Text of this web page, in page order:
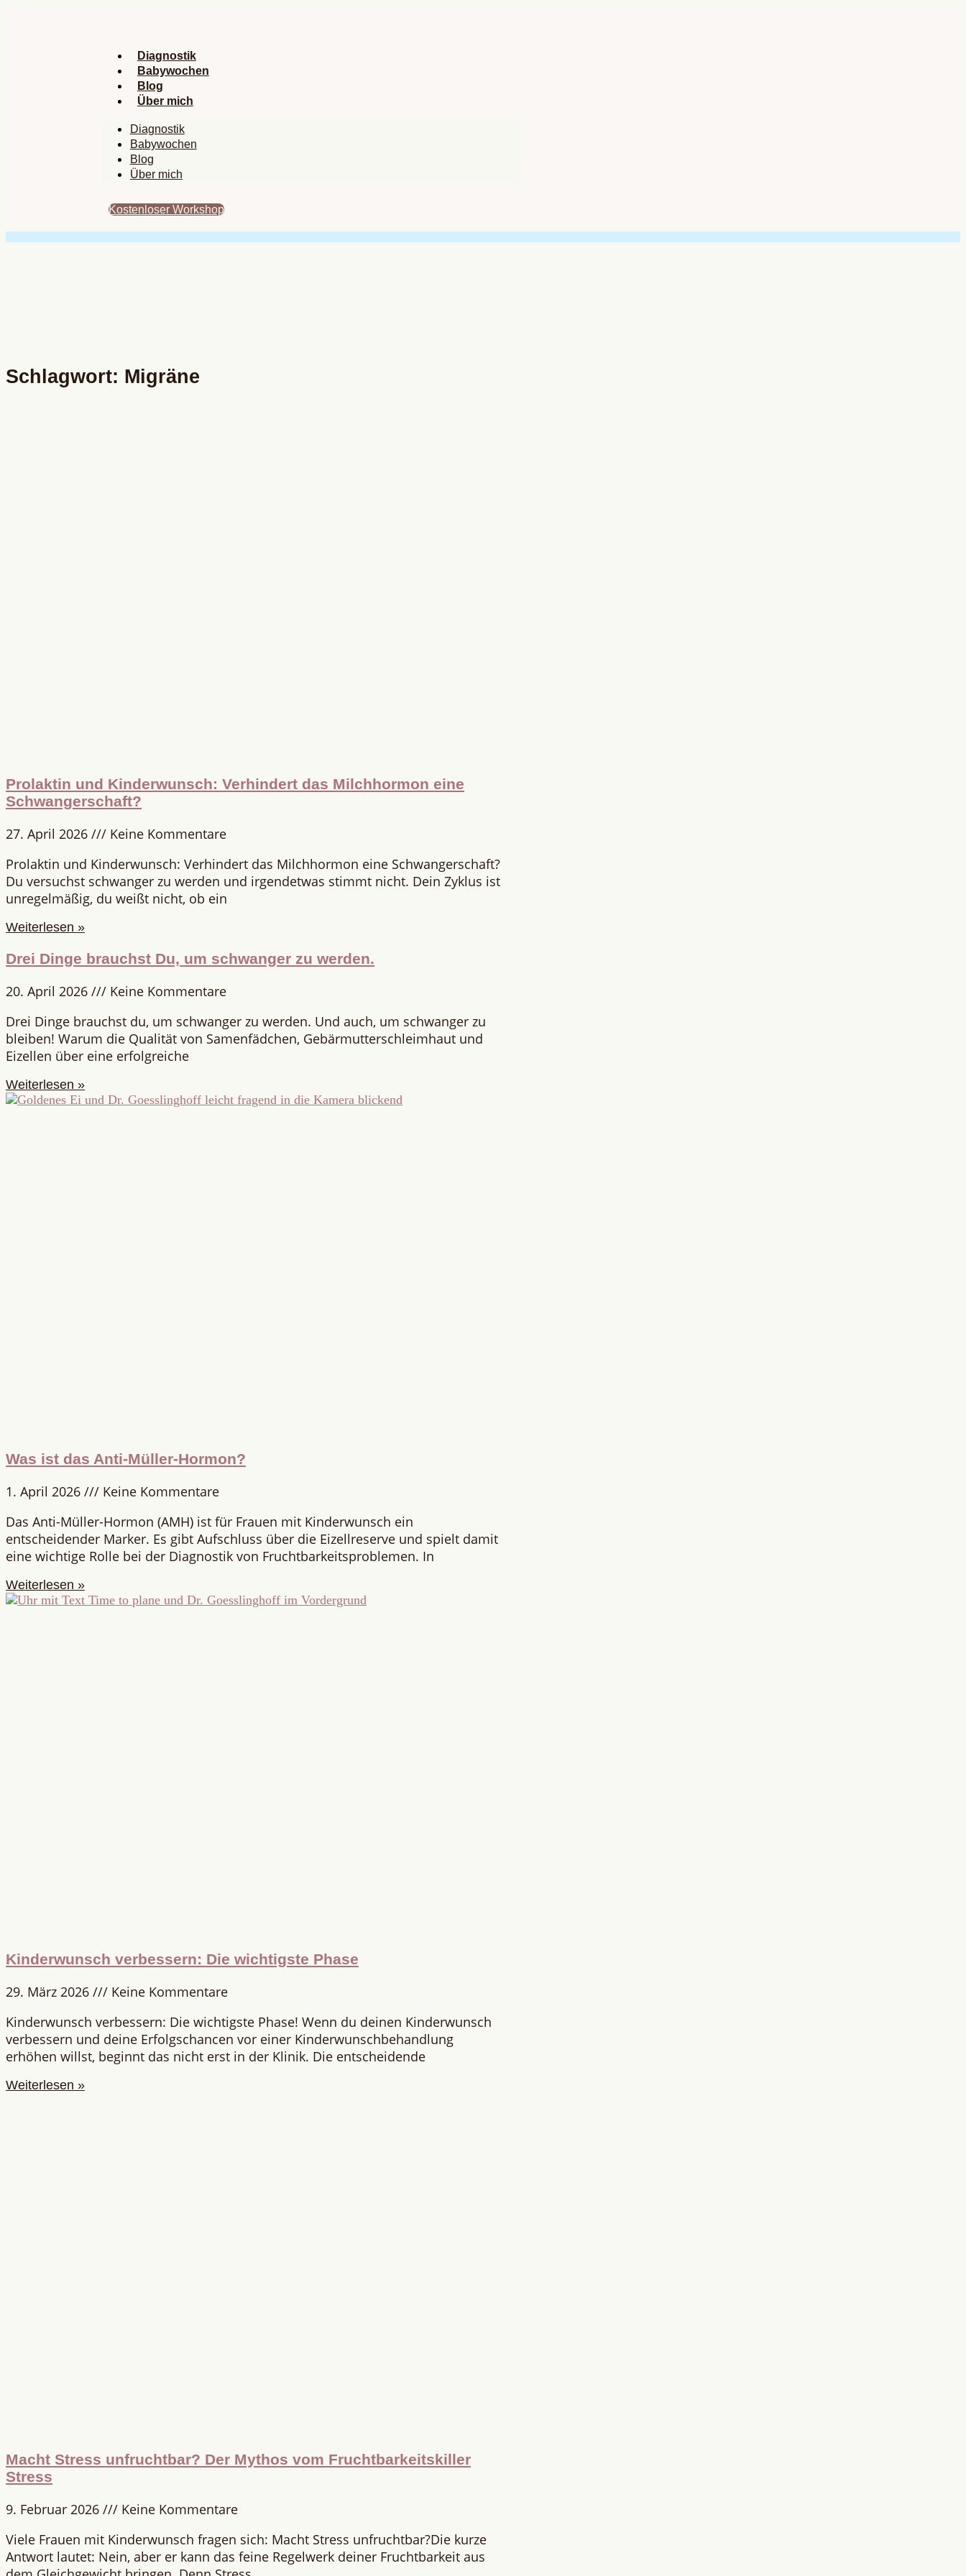
Diagnostik
Babywochen
Blog
Über mich
Diagnostik
Babywochen
Blog
Über mich
Kostenloser Workshop
Schlagwort: Migräne
Prolaktin und Kinderwunsch: Verhindert das Milchhormon eine
Schwangerschaft?
27. April 2026
Keine Kommentare
Prolaktin und Kinderwunsch: Verhindert das Milchhormon eine Schwangerschaft?
Du versuchst schwanger zu werden und irgendetwas stimmt nicht. Dein Zyklus ist
unregelmäßig, du weißt nicht, ob ein
Weiterlesen »
Drei Dinge brauchst Du, um schwanger zu werden.
20. April 2026
Keine Kommentare
Drei Dinge brauchst du, um schwanger zu werden. Und auch, um schwanger zu
bleiben! Warum die Qualität von Samenfädchen, Gebärmutterschleimhaut und
Eizellen über eine erfolgreiche
Weiterlesen »
Was ist das Anti-Müller-Hormon?
1. April 2026
Keine Kommentare
Das Anti-Müller-Hormon (AMH) ist für Frauen mit Kinderwunsch ein
entscheidender Marker. Es gibt Aufschluss über die Eizellreserve und spielt damit
eine wichtige Rolle bei der Diagnostik von Fruchtbarkeitsproblemen. In
Weiterlesen »
Kinderwunsch verbessern: Die wichtigste Phase
29. März 2026
Keine Kommentare
Kinderwunsch verbessern: Die wichtigste Phase! Wenn du deinen Kinderwunsch
verbessern und deine Erfolgschancen vor einer Kinderwunschbehandlung
erhöhen willst, beginnt das nicht erst in der Klinik. Die entscheidende
Weiterlesen »
Macht Stress unfruchtbar? Der Mythos vom Fruchtbarkeitskiller
Stress
9. Februar 2026
Keine Kommentare
Viele Frauen mit Kinderwunsch fragen sich: Macht Stress unfruchtbar?Die kurze
Antwort lautet: Nein, aber er kann das feine Regelwerk deiner Fruchtbarkeit aus